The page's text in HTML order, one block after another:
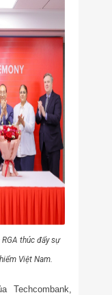
thúc đẩy sự
Việt Nam.